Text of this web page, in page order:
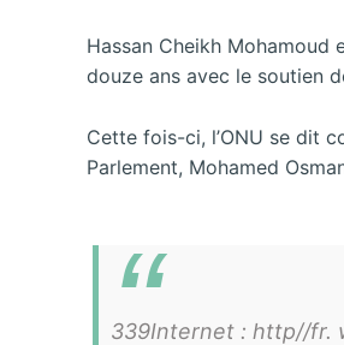
Hassan Cheikh
douze ans avec le soutien
Cette fois-ci, l’ONU se dit
Parlement, Mohamed
339Internet : http//fr.